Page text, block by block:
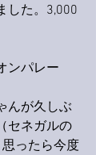
した。3,000
ンパレー
んが久しぶ
セネガルの
ったら今度